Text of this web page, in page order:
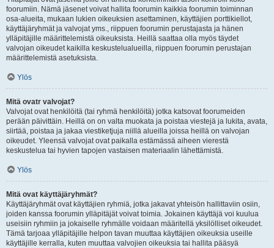
foorumiin. Nämä jäsenet voivat hallita foorumin kaikkia foorumin toiminnan
osa-alueita, mukaan lukien oikeuksien asettaminen, käyttäjien porttikiellot,
käyttäjäryhmät ja valvojat yms., riippuen foorumin perustajasta ja hänen
ylläpitäjille määrittelemistä oikeuksista. Heillä saattaa olla myös täydet
valvojan oikeudet kaikilla keskustelualueilla, riippuen foorumin perustajan
määrittelemistä asetuksista.
Ylös
Mitä ovatr valvojat?
Valvojat ovat henkilöitä (tai ryhmä henkilöitä) jotka katsovat foorumeiden
perään päivittäin. Heillä on on valta muokata ja poistaa viestejä ja lukita, avata,
siirtää, poistaa ja jakaa viestiketjuja niillä alueilla joissa heillä on valvojan
oikeudet. Yleensä valvojat ovat paikalla estämässä aiheen vierestä
keskustelua tai hyvien tapojen vastaisen materiaalin lähettämistä.
Ylös
Mitä ovat käyttäjäryhmät?
Käyttäjäryhmät ovat käyttäjien ryhmiä, jotka jakavat yhteisön hallittaviin osiin,
joiden kanssa foorumin ylläpitäjät voivat toimia. Jokainen käyttäjä voi kuulua
useisiin ryhmiin ja jokaiselle ryhmälle voidaan määritellä yksilölliset oikeudet.
Tämä tarjoaa ylläpitäjille helpon tavan muuttaa käyttäjien oikeuksia useille
käyttäjille kerralla, kuten muuttaa valvojien oikeuksia tai hallita pääsyä